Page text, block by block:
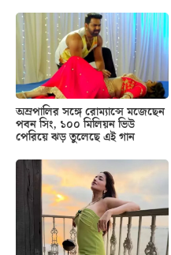
অম্রপালির সঙ্গে রোম্যান্সে মজেছেন
পবন সিং, ১০০ মিলিয়ন ভিউ
পেরিয়ে ঝড় তুলেছে এই গান